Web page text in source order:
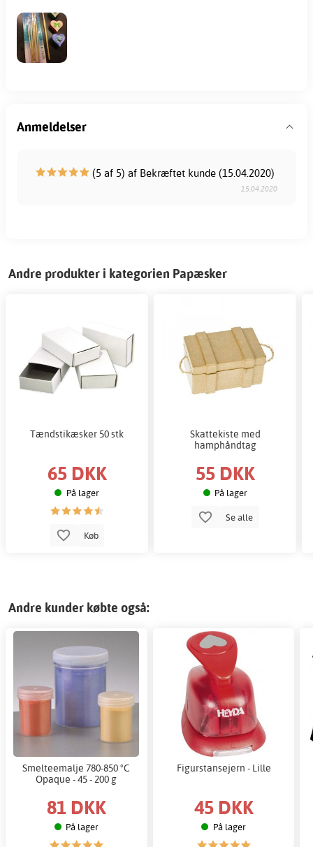
Anmeldelser
(5 af 5) af Bekræftet kunde (15.04.2020)
15.04.2020
Andre produkter i kategorien Papæsker
Tændstikæsker 50 stk
65 DKK
På lager
Køb
Skattekiste med
hamphåndtag
55 DKK
På lager
Se alle
Andre kunder købte også:
Smelteemalje 780-850 °C
Opaque - 45 - 200 g
81 DKK
På lager
Figurstansejern - Lille
45 DKK
På lager